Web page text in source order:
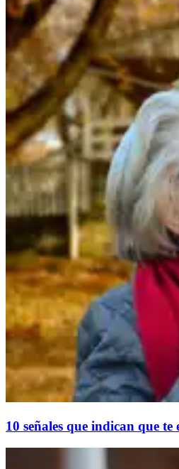
10 señales que indican que